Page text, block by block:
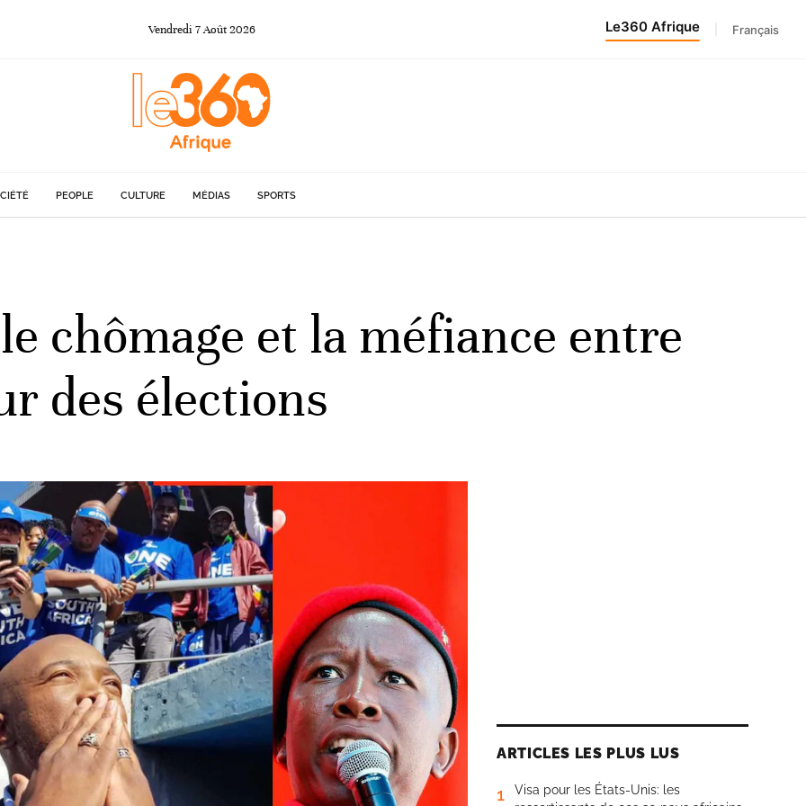
Vendredi 7Août 2026 Le360 Afrique Français
PEOPLE CULTURE MÉDIAS SPORTS
chômage et la méfiance entre
des élections
ARTICLES LES PLUS LUS
1
Visa pour les États-Unis: les